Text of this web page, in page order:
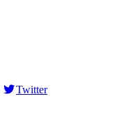
Twitter